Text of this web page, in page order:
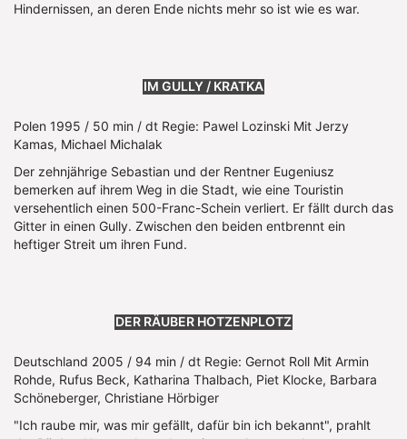
Hindernissen, an deren Ende nichts mehr so ist wie es war.
IM GULLY / KRATKA
Polen 1995 / 50 min / dt Regie: Pawel Lozinski Mit Jerzy
Kamas, Michael Michalak
Der zehnjährige Sebastian und der Rentner Eugeniusz
bemerken auf ihrem Weg in die Stadt, wie eine Touristin
versehentlich einen 500-Franc-Schein verliert. Er fällt durch das
Gitter in einen Gully. Zwischen den beiden entbrennt ein
heftiger Streit um ihren Fund.
DER RÄUBER HOTZENPLOTZ
Deutschland 2005 / 94 min / dt Regie: Gernot Roll Mit Armin
Rohde, Rufus Beck, Katharina Thalbach, Piet Klocke, Barbara
Schöneberger, Christiane Hörbiger
"Ich raube mir, was mir gefällt, dafür bin ich bekannt", prahlt